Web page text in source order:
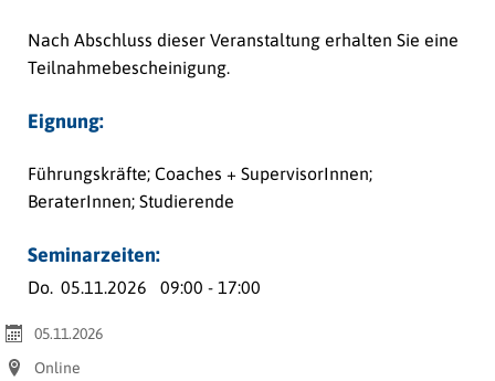
Nach Abschluss dieser Veranstaltung erhalten Sie eine
Teilnahmebescheinigung.
Eignung:
Führungskräfte; Coaches + SupervisorInnen;
BeraterInnen; Studierende
Seminarzeiten:
Do. 05.11.2026 09:00 - 17:00
05.11.2026
Online